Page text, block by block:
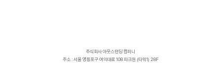
주식회사 아웃스탠딩 컴퍼니
주소 : 서울 영등포구 여의대로 108 파크원 (타워1) 28F